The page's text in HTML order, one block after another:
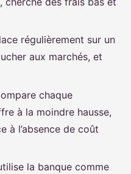
régulièrement sur un
aux marchés, et
chaque
à la moindre hausse,
à l’absence de coût
la banque comme